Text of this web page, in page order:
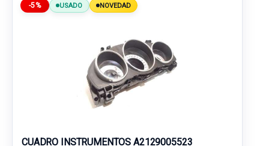
-5% USADO NOVEDAD
CUADRO INSTRUMENTOS A2129005523